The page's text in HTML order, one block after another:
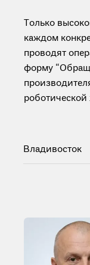
Только
каждом
проводят
форму
Владивосток